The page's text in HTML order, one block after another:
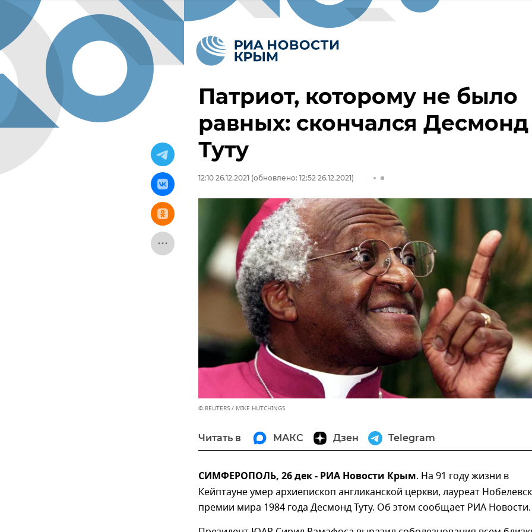
Патриот, которому не было
равных: скончался Десмонд
Туту
12:10 26.12.2021 (обновлено: 12:52 26.12.2021)
© REUTERS / MIKE HUTCHINGS
Читать в МАКС Дзен Telegram
СИМФЕРОПОЛЬ, 26 дек - РИА Новости Крым. На 91 году жизни в
Кейптауне умер архиепископ англиканской церкви, лауреат
премии мира 1984 года Десмонд Туту. Об этом сообщает РИА Новости.